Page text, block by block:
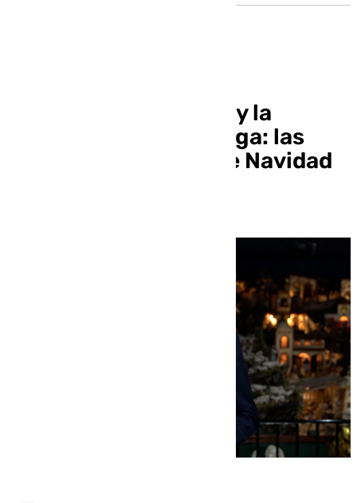
La Dana, la movilidad y la
turismofobia en Málaga: las
claves del mensaje de Navidad